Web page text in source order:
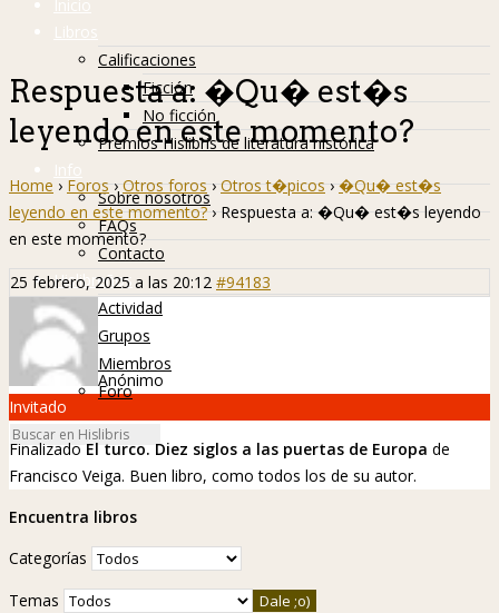
Inicio
Libros
Calificaciones
Ficción
No ficción
Premios Hislibris de literatura histórica
Info
Sobre nosotros
FAQs
Contacto
Hislibreños
Actividad
Grupos
Miembros
Foro
Respuesta a: �Qu� est�s
leyendo en este momento?
Home › Foros › Otros foros › Otros t�picos › �Qu� est�s
leyendo en este momento? › Respuesta a: �Qu� est�s leyendo
en este momento?
25 febrero, 2025 a las 20:12 #94183
Anónimo
Invitado
Finalizado El turco. Diez siglos a las puertas de Europa de
Francisco Veiga. Buen libro, como todos los de su autor.
Encuentra libros
Categorías
Temas